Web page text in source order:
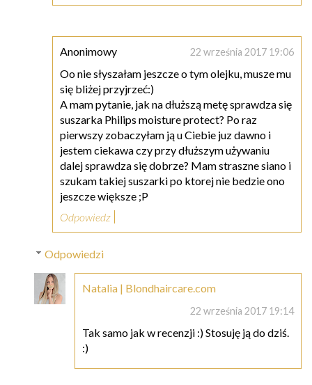
Anonimowy 22 września 2017 19:06
Oo nie słyszałam jeszcze o tym olejku, musze mu
się bliżej przyjrzeć:)
A mam pytanie, jak na dłuższą metę sprawdza się
suszarka Philips moisture protect? Po raz
pierwszy zobaczyłam ją u Ciebie juz dawno i
jestem ciekawa czy przy dłuższym używaniu
dalej sprawdza się dobrze? Mam straszne siano i
szukam takiej suszarki po ktorej nie bedzie ono
jeszcze większe ;P
Odpowiedz
Odpowiedzi
Natalia | Blondhaircare.com
22 września 2017 19:14
Tak samo jak w recenzji :) Stosuję ją do dziś.
:)